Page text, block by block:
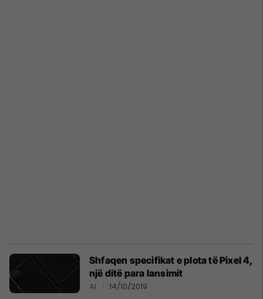
Shfaqen specifikat e plota të Pixel 4,
një ditë para lansimit
AI 14/10/2019